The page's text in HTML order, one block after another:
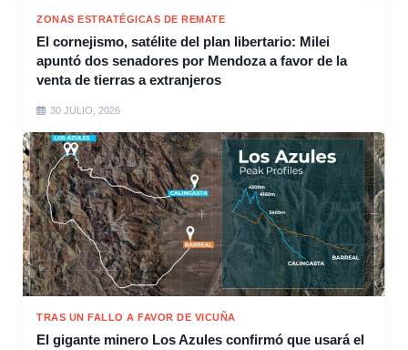
ZONAS ESTRATÉGICAS DE REMATE
El cornejismo, satélite del plan libertario: Milei
apuntó dos senadores por Mendoza a favor de la
venta de tierras a extranjeros
30 JULIO, 2026
TRAS UN FALLO A FAVOR DE VICUÑA
El gigante minero Los Azules confirmó que usará el